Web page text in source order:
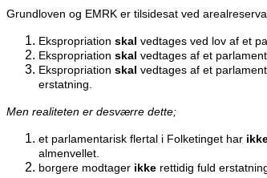
Grundloven og EMRK er tilsidesat ved
Ekspropriation skal vedtages ved lov af et
Ekspropriation skal vedtages af et
Ekspropriation skal vedtages af et
erstatning.
Men realiteten er desværre dette;
et parlamentarisk flertal i Folketinget har
almenvellet.
borgere modtager ikke rettidig fuld